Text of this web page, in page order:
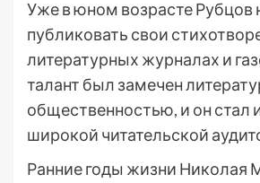
Уже в юном возрасте Рубцов
публиковать свои
литературных журналах и
талант был замечен
общественностью, и он стал
широкой читательской
Ранние годы жизни Николая